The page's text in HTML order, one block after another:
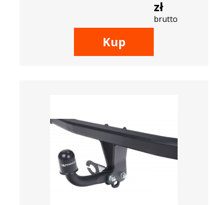
zł
brutto
Kup